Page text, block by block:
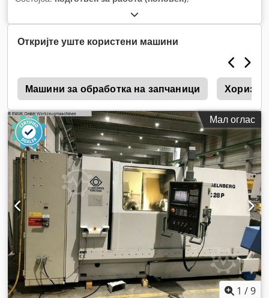
Откријте уште користени машини
Машини за обработка на запчаници
Мал оглас
1 /9